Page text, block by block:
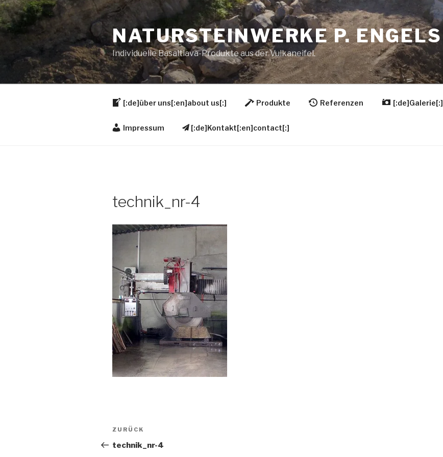
Zum
Inhalt
springen
NATURSTEINWERKE P. ENGELS
Individuelle Basaltlava-Produkte aus der Vulkaneifel.
[:de]über uns[:en]about us[:] Produkte Referenzen [:de]Galerie[:]
Impressum [:de]Kontakt[:en]contact[:]
technik_nr-4
Beitragsnavigation
Vorheriger
Beitrag
ZURÜCK
technik_nr-4